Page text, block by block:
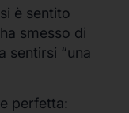
è sentito
smesso di
sentirsi “una
perfetta: